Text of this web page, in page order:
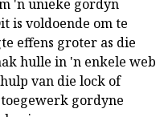
'n unieke gordyn
is voldoende om te
effens groter as die
hulle in 'n enkele web
van die lock of
gordyne